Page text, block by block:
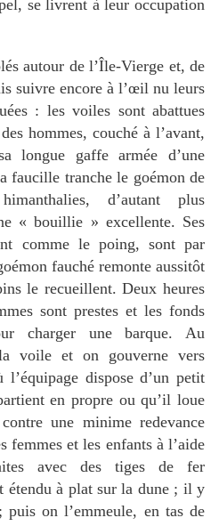
se livrent à leur occupation
autour de l’Île-Vierge et, de
suivre encore à l’œil nu leurs
: les voiles sont abattues
hommes, couché à l’avant,
longue gaffe armée d’une
faucille tranche le goémon de
d’autant plus
« bouillie » excellente. Ses
comme le poing, sont par
fauché remonte aussitôt
le recueillent. Deux heures
sont prestes et les fonds
charger une barque. Au
voile et on gouverne vers
dispose d’un petit
en propre ou qu’il loue
une minime redevance
femmes et les enfants à l’aide
avec des tiges de fer
étendu à plat sur la dune ; il y
puis on l’emmeule, en tas de